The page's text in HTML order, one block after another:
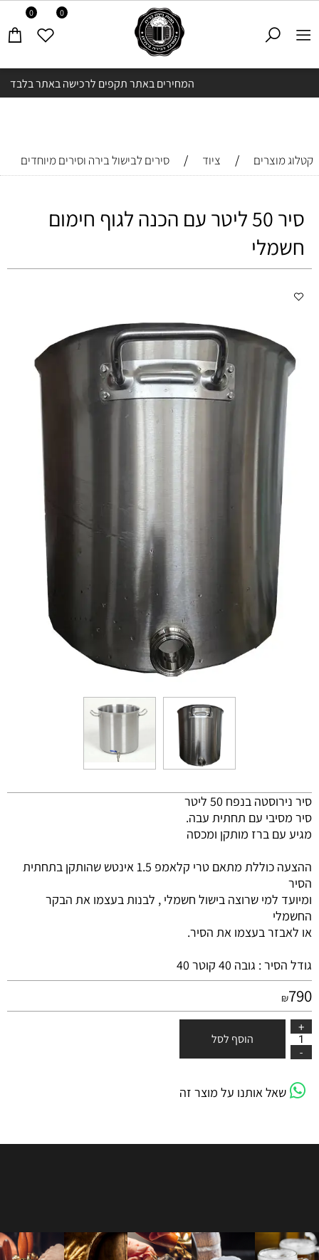
המחירים באתר תקפים לרכישה באתר בלבד
0 0
קטלוג מוצרים / ציוד / סירים לבישול בירה וסירים מיוחדים
סיר 50 ליטר עם הכנה לגוף חימום
חשמלי
סיר נירוסטה בנפח 50 ליטר
סיר מסיבי עם תחתית עבה.
מגיע עם ברז מותקן ומכסה
ההצעה כוללת מתאם טרי קלאמפ 1.5 אינטש שהותקן בתחתית
הסיר
ומיועד למי שרוצה בישול חשמלי , לבנות בעצמו את הבקר
החשמלי
או לאבזר בעצמו את הסיר.
גודל הסיר : גובה 40 קוטר 40
₪790
הוסף לסל
שאל אותנו על מוצר זה